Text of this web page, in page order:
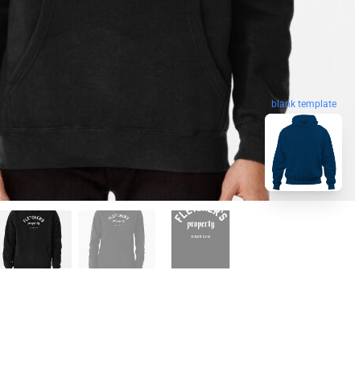
blank template